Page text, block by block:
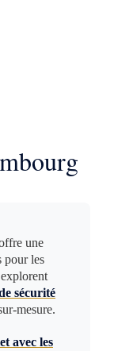
une
pour les
sécurité
mesure.
avec les